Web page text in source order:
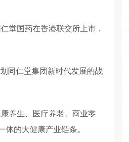
堂国药在香港联交所上市，
同仁堂集团新时代发展的战
养生、医疗养老、商业零
的大健康产业链条。